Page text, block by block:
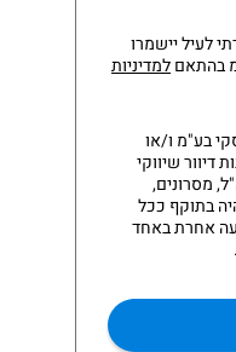
לעיל יישמרו
בהתאםלמדיניות
בע"מ ו/או
דיוור שיווקי
מסרונים,
בתוקף ככל
אחרת באחד